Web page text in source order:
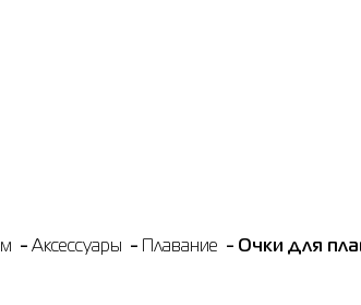
Аксессуары Плавание Очки для